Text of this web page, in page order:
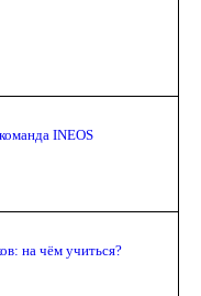
INEOS
на чём учиться?